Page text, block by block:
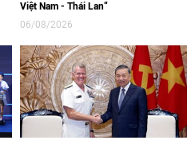
Việt Nam - Thái Lan“
06/08/2026